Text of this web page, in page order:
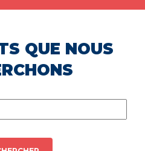
QUE NOUS